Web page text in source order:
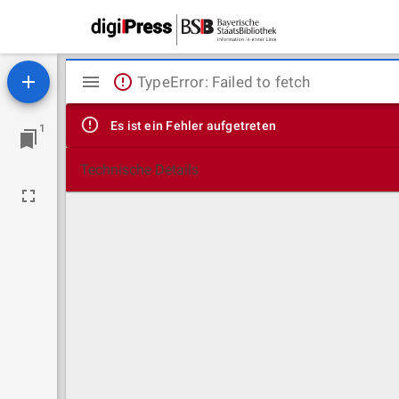
1
Mirador
Viewer
TypeError: Failed to fetch
Es ist ein Fehler aufgetreten
Technische Details